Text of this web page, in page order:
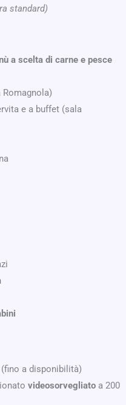
standard)
a scelta di carne e pesce
Romagnola)
e a buffet (sala
(fino a disponibilità)
videosorvegliato a 200